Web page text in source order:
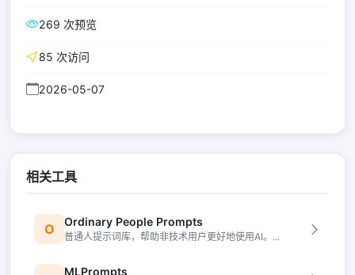
269 次预览
85 次访问
2026-05-07
相关工具
O Ordinary People Prompts
普通人提示词库，帮助非技术用户更好地使用AI。...
MLPrompts